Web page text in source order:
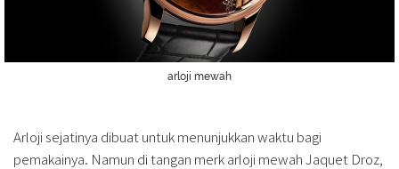
arloji mewah
Arloji sejatinya dibuat untuk menunjukkan waktu bagi
pemakainya. Namun di tangan merk arloji mewah Jaquet Droz,